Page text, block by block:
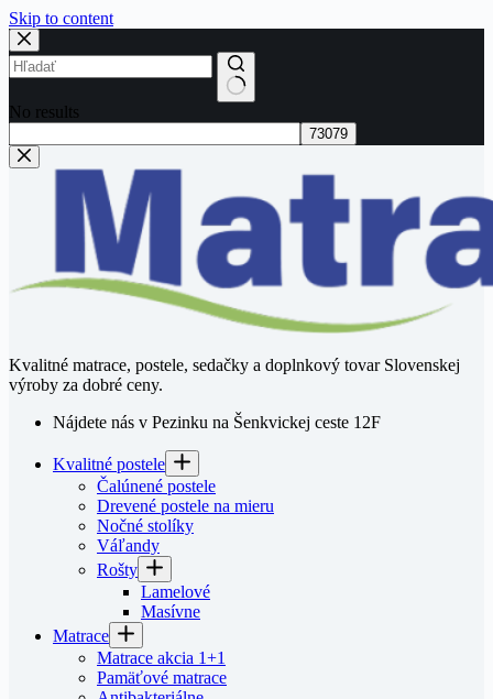
Skip to content
No results
Kvalitné matrace, postele, sedačky a doplnkový tovar Slovenskej
výroby za dobré ceny.
Nájdete nás v Pezinku na Šenkvickej ceste 12F
Kvalitné postele
Čalúnené postele
Drevené postele na mieru
Nočné stolíky
Váľandy
Rošty
Lamelové
Masívne
Matrace
Matrace akcia 1+1
Pamäťové matrace